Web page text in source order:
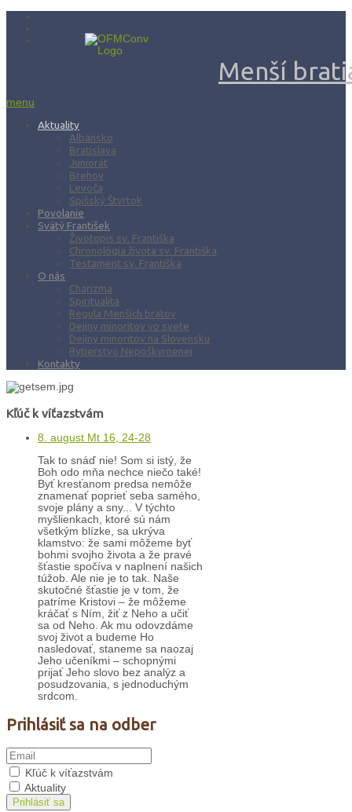
Menší
menu
Aktuality
Albánsko
Bratislava
Juniorát
Brehov
Levoča
Spišský Štvrtok
Povolanie
Svätý František
Životopis sv. Františka
Chronológia života sv. Františka
Testament sv. Františka
O nás
Charizma
Spiritualita
Regula Menších bratov
Dejiny minoritov vo svete
Dejiny minoritov na Slovensku
Rytierstvo Nepoškvrnenej
Kontakty
Kľúč k víťazstvám
8. august Mt 16, 24-28
Tak to snáď nie! Som si istý, že
Boh odo mňa nechce niečo také!
Byť kresťanom predsa nemôže
znamenať poprieť seba samého,
svoje plány a sny... V týchto
myšlienkach, ktoré sú nám
všetkým blízke, sa ukrýva
klamstvo: že sami môžeme byť
bohmi svojho života a že pravé
šťastie spočíva v naplnení našich
túžob. Ale nie je to tak. Naše
skutočné šťastie je v tom, že
patríme Kristovi – že môžeme
kráčať s Ním, žiť z Neho a učiť
sa od Neho. Ak mu odovzdáme
svoj život a budeme Ho
nasledovať, staneme sa naozaj
Jeho učeníkmi – schopnými
prijať Jeho slovo bez analýz a
posudzovania, s jednoduchým
srdcom.
Prihlásiť sa na odber
Kľúč k víťazstvám
Aktuality
Prihlásiť sa